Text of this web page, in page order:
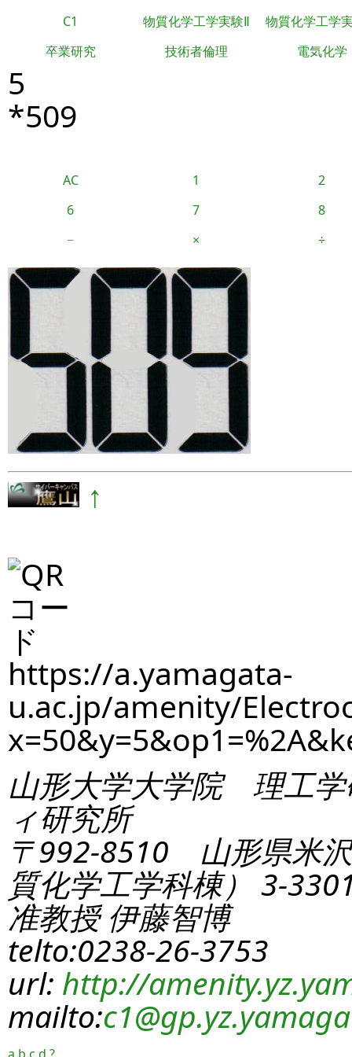
C1 物質化学工学実験Ⅱ
物質化学工学
卒業研究
技術者倫理 電気化学
5
*509
AC 1
2
6
7
8
−
× ÷
↑
https://a.yamagata-
u.ac.jp/amenity/
山形大学大学院 理工学
ィ研究所
〒992-8510 山形県米
質化学工学科棟） 3-
准教授 伊藤智博
telto:0238-26-3753
url: http://
mailto:c1